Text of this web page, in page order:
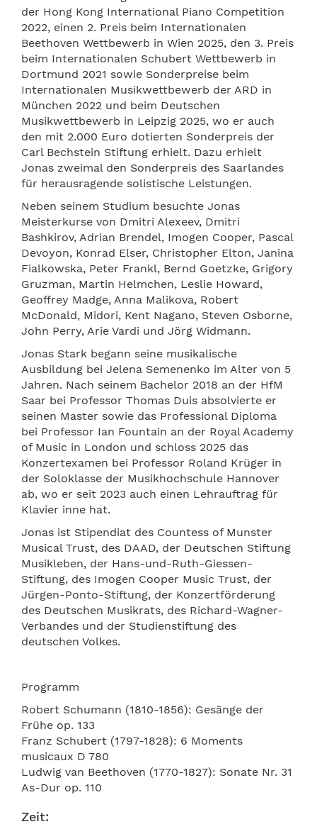
der Hong Kong International Piano Competition
2022, einen 2. Preis beim Internationalen
Beethoven Wettbewerb in Wien 2025, den 3. Preis
beim Internationalen Schubert Wettbewerb in
Dortmund 2021 sowie Sonderpreise beim
Internationalen Musikwettbewerb der ARD in
München 2022 und beim Deutschen
Musikwettbewerb in Leipzig 2025, wo er auch
den mit 2.000 Euro dotierten Sonderpreis der
Carl Bechstein Stiftung erhielt. Dazu erhielt
Jonas zweimal den Sonderpreis des Saarlandes
für herausragende solistische Leistungen.
Neben seinem Studium besuchte Jonas
Meisterkurse von Dmitri Alexeev, Dmitri
Bashkirov, Adrian Brendel, Imogen Cooper, Pascal
Devoyon, Konrad Elser, Christopher Elton, Janina
Fialkowska, Peter Frankl, Bernd Goetzke, Grigory
Gruzman, Martin Helmchen, Leslie Howard,
Geoffrey Madge, Anna Malikova, Robert
McDonald, Midori, Kent Nagano, Steven Osborne,
John Perry, Arie Vardi und Jörg Widmann.
Jonas Stark begann seine musikalische
Ausbildung bei Jelena Semenenko im Alter von 5
Jahren. Nach seinem Bachelor 2018 an der HfM
Saar bei Professor Thomas Duis absolvierte er
seinen Master sowie das Professional Diploma
bei Professor Ian Fountain an der Royal Academy
of Music in London und schloss 2025 das
Konzertexamen bei Professor Roland Krüger in
der Soloklasse der Musikhochschule Hannover
ab, wo er seit 2023 auch einen Lehrauftrag für
Klavier inne hat.
Jonas ist Stipendiat des Countess of Munster
Musical Trust, des DAAD, der Deutschen Stiftung
Musikleben, der Hans-und-Ruth-Giessen-
Stiftung, des Imogen Cooper Music Trust, der
Jürgen-Ponto-Stiftung, der Konzertförderung
des Deutschen Musikrats, des Richard-Wagner-
Verbandes und der Studienstiftung des
deutschen Volkes.
Programm
Robert Schumann (1810-1856): Gesänge der
Frühe op. 133
Franz Schubert (1797-1828): 6 Moments
musicaux D 780
Ludwig van Beethoven (1770-1827): Sonate Nr. 31
As-Dur op. 110
Zeit: